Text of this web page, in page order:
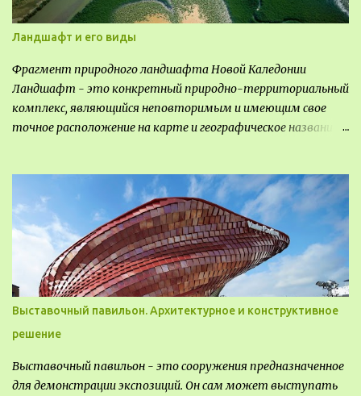
Ландшафт и его виды
Фрагмент природного ландшафта Новой Каледонии
Ландшафт - это конкретный природно-территориальный
комплекс, являющийся неповторимым и имеющим свое
точное расположение на карте и географическое название.
видом деятельность происходящей на них. Одни
используют в качестве выращивания агрокультур. Другие
для строительства населенных пунктов и т.д.
Выставочный павильон. Архитектурное и конструктивное
решение
Выставочный павильон - это сооружения предназначенное
для демонстрации экспозиций. Он сам может выступать